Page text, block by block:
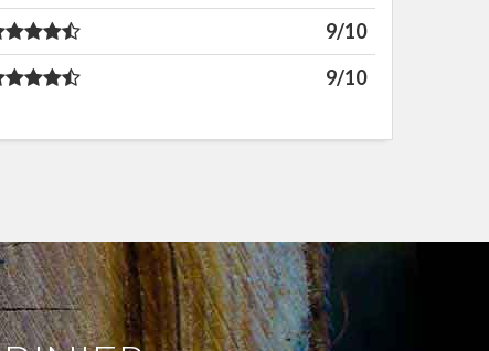
9/10
9/10